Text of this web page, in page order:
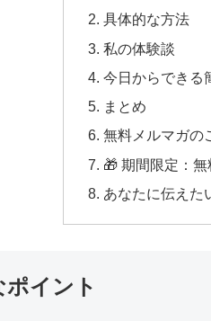
具体的な方法
私の体験談
今日からできる
まとめ
無料メルマガの
🎁 期間限定：
あなたに伝えた
イント